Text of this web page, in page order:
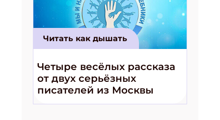
Читать как дышать
Четыре весёлых рассказа
от двух серьёзных
писателей из Москвы